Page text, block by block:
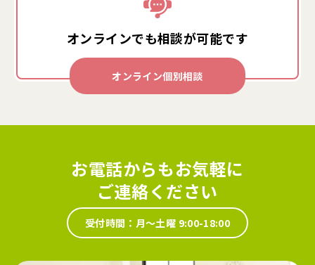
オンラインでも相談が可能です
オンライン個別相談
お電話からもお気軽に
ご連絡ください
受付時間：月～土曜 9:00-18:00